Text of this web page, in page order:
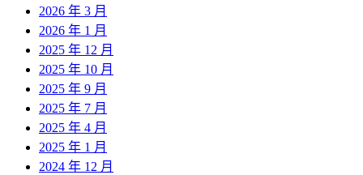
2026 年 3 月
2026 年 1 月
2025 年 12 月
2025 年 10 月
2025 年 9 月
2025 年 7 月
2025 年 4 月
2025 年 1 月
2024 年 12 月